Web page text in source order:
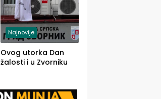
Najnovije
Ovog utorka Dan
žalosti i u Zvorniku